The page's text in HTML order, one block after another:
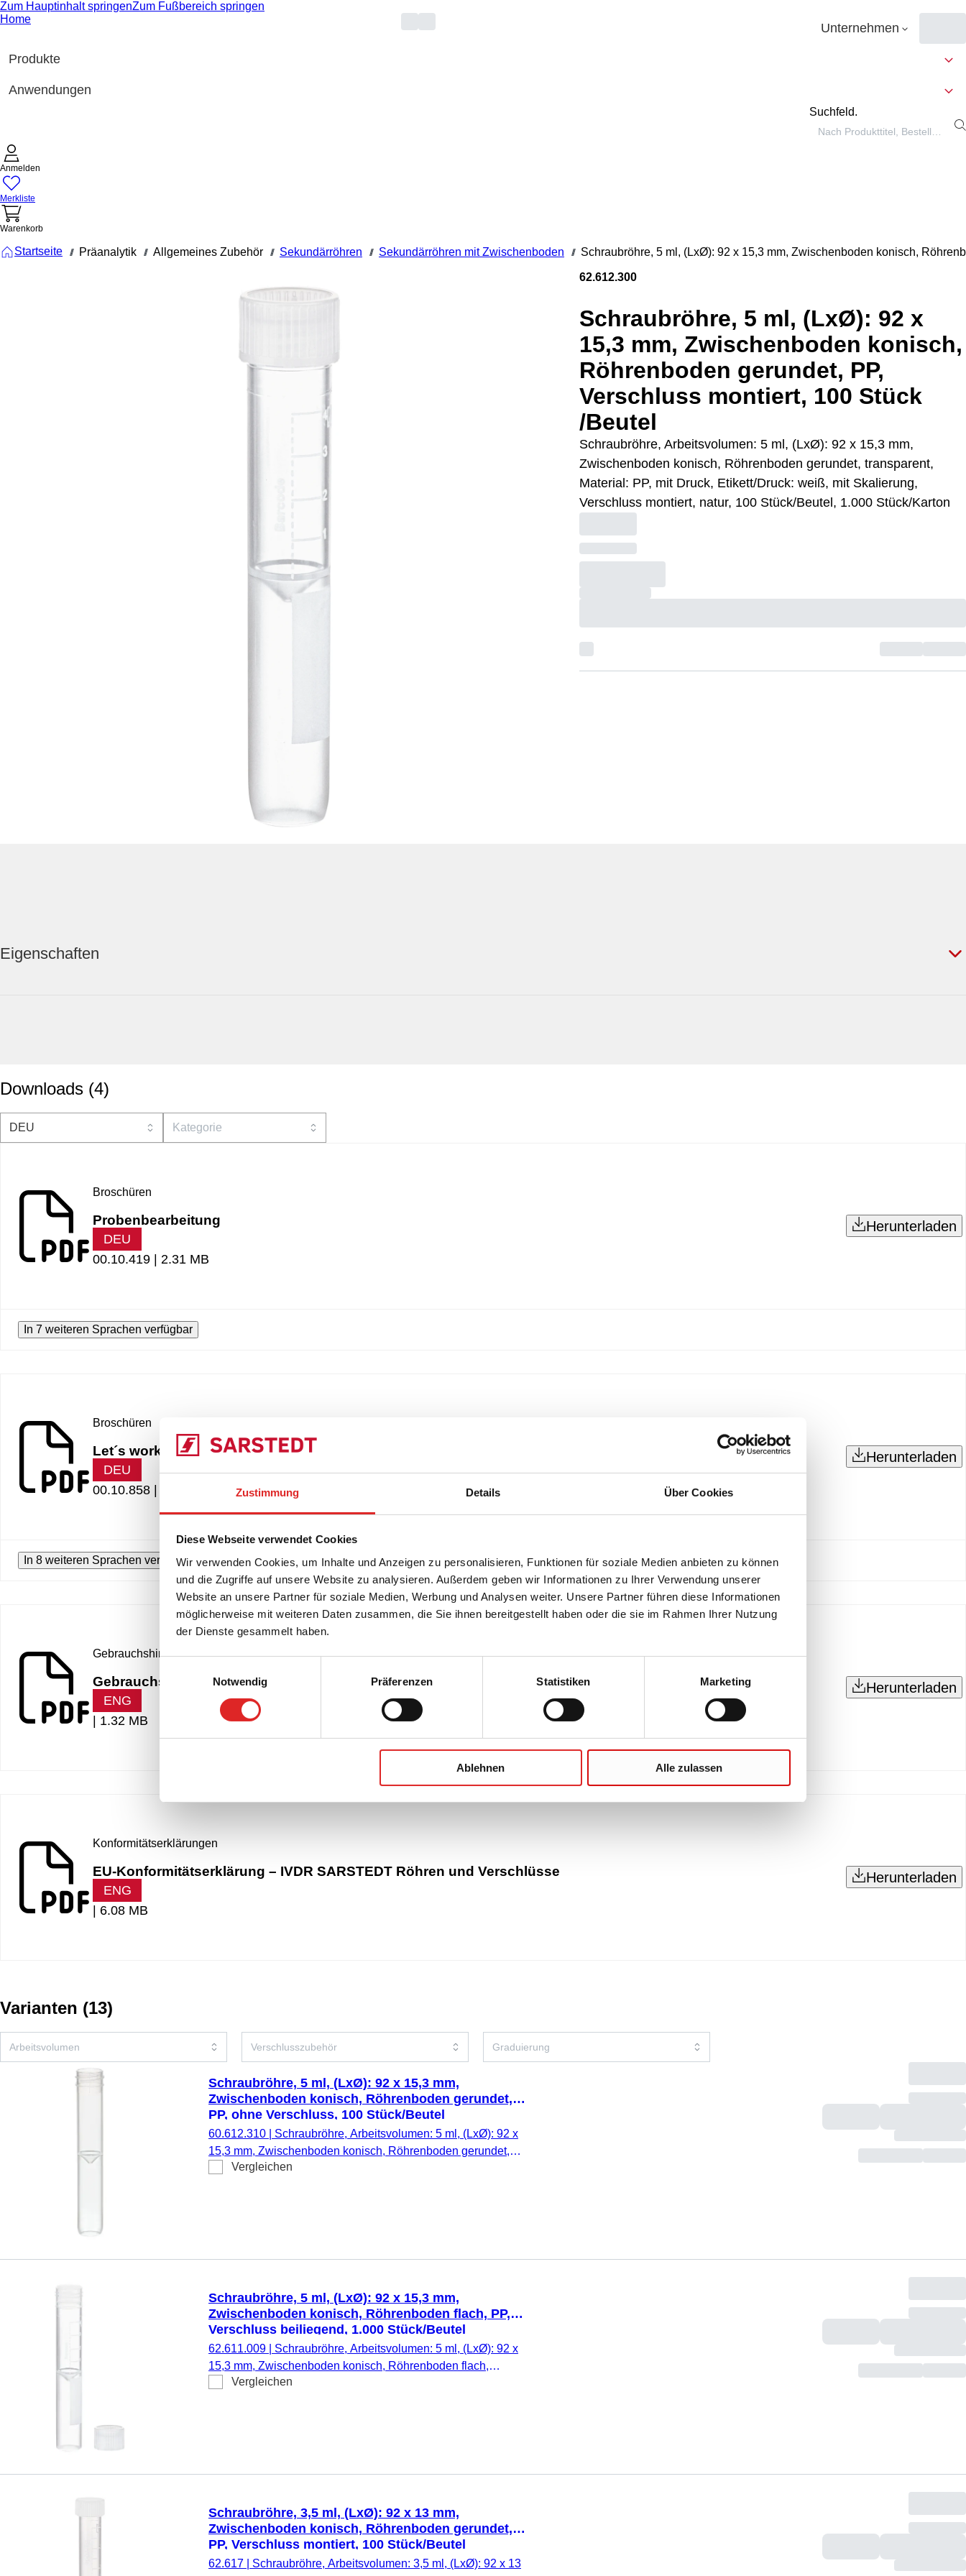
Zustimmung Details Über Cookies
Diese Webseite verwendet Cookies
Wir verwenden Cookies, um Inhalte und Anzeigen zu personalisieren, Funktionen für soziale Medien anbieten zu können
und die Zugriffe auf unsere Website zu analysieren. Außerdem geben wir Informationen zu Ihrer Verwendung unserer
Website an unsere Partner für soziale Medien, Werbung und Analysen weiter. Unsere Partner führen diese Informationen
möglicherweise mit weiteren Daten zusammen, die Sie ihnen bereitgestellt haben oder die sie im Rahmen Ihrer Nutzung
der Dienste gesammelt haben.
Notwendig
Präferenzen Statistiken Marketing
Ablehnen Alle zulassen
Zum Hauptinhalt springenZum Fußbereich springen
Home
Unternehmen
Produkte
Anwendungen
Suchfeld.
Anmelden
Merkliste
Warenkorb
Startseite /// Präanalytik /// Allgemeines Zubehör /// Sekundärröhren /// Sekundärröhren mit Zwischenboden /// Schraubröhre, 5 ml, (LxØ): 92 x 15,3 mm, Zwischenboden konisch,
62.612.300
Schraubröhre, 5 ml, (LxØ): 92 x
15,3 mm, Zwischenboden konisch,
Röhrenboden gerundet, PP,
Verschluss montiert, 100 Stück
/Beutel
Schraubröhre, Arbeitsvolumen: 5 ml, (LxØ): 92 x 15,3 mm,
Zwischenboden konisch, Röhrenboden gerundet, transparent,
Material: PP, mit Druck, Etikett/Druck: weiß, mit Skalierung,
Verschluss montiert, natur, 100 Stück/Beutel, 1.000 Stück/Karton
Eigenschaften
Downloads (4)
Broschüren
Probenbearbeitung
DEU
00.10.419 |2.31 MB
Herunterladen
In 7 weiteren Sprachen verfügbar
Broschüren
Let´s work together
DEU
00.10.858 |
Herunterladen
In 8 weiteren Sprachen verfügbar
Gebrauchshinweis
Gebrauchshinweis – SARSTEDT Röhren und Verschlüsse
ENG
1.32 MB
Herunterladen
Konformitätserklärungen
EU-Konformitätserklärung – IVDR SARSTEDT Röhren und Verschlüsse
ENG
6.08 MB
Herunterladen
Varianten (13)
Schraubröhre, 5 ml, (LxØ): 92 x 15,3 mm,
Zwischenboden konisch, Röhrenboden gerundet,
PP, ohne Verschluss, 100 Stück/Beutel
60.612.310
Schraubröhre, Arbeitsvolumen: 5 ml, (LxØ): 92 x
15,3 mm, Zwischenboden konisch, Röhrenboden gerundet,
transparent, Material: PP, ohne Verschluss, 100 Stück/Beutel,
Vergleichen
Schraubröhre, 5 ml, (LxØ): 92 x 15,3 mm,
Zwischenboden konisch, Röhrenboden flach, PP,
Verschluss beiliegend, 1.000 Stück/Beutel
62.611.009
Schraubröhre, Arbeitsvolumen: 5 ml, (LxØ): 92 x
15,3 mm, Zwischenboden konisch, Röhrenboden flach,
transparent, Material: PP, mit Druck, Etikett/Druck: weiß, mit
Vergleichen
Schraubröhre, 3,5 ml, (LxØ): 92 x 13 mm,
Zwischenboden konisch, Röhrenboden gerundet,
PP, Verschluss montiert, 100 Stück/Beutel
62.617
Schraubröhre, Arbeitsvolumen: 3,5 ml, (LxØ): 92 x 13